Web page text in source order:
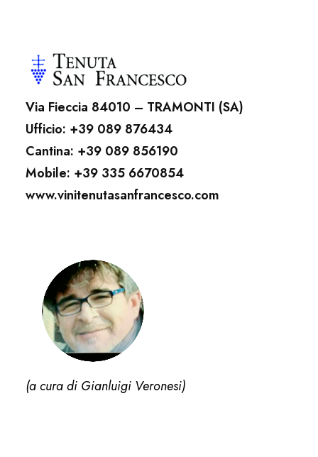
Via Fieccia 84010 – TRAMONTI (SA)
Ufficio: +39 089 876434
Cantina: +39 089 856190
Mobile: +39 335 6670854
www.vinitenutasanfrancesco.com
(a cura di Gianluigi Veronesi)